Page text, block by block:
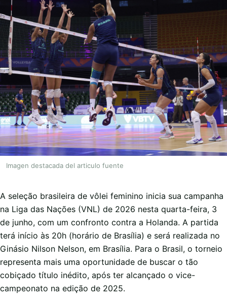
Imagen destacada del articulo fuente
A seleção brasileira de vôlei feminino inicia sua campanha
na Liga das Nações (VNL) de 2026 nesta quarta-feira, 3
de junho, com um confronto contra a Holanda. A partida
terá início às 20h (horário de Brasília) e será realizada no
Ginásio Nilson Nelson, em Brasília. Para o Brasil, o torneio
representa mais uma oportunidade de buscar o tão
cobiçado título inédito, após ter alcançado o vice-
campeonato na edição de 2025.